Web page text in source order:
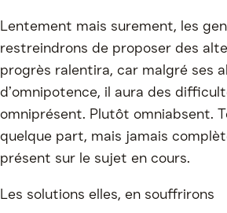
Lentement mais surement, les
restreindrons de proposer des
progrès ralentira, car malgré ses
d’omnipotence, il aura des
omniprésent. Plutôt omniabsent.
quelque part, mais jamais
présent sur le sujet en cours.
Les solutions elles, en souffrirons